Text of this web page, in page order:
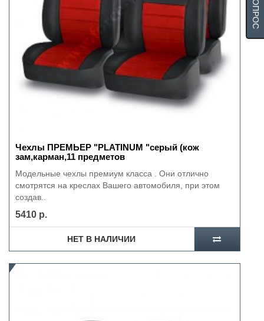
Чехлы ПРЕМЬЕР "PLATINUM "серый (кож
зам,карман,11 предметов
Модельные чехлы премиум класса . Они отлично
смотрятся на креслах Вашего автомобиля, при этом
создав..
5410 р.
НЕТ В НАЛИЧИИ